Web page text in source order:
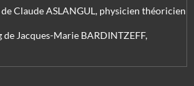
Claude ASLANGUL, physicien théoricien
Jacques-Marie BARDINTZEFF,